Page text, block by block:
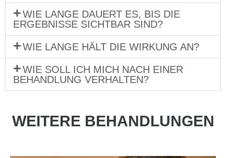
WIE LANGE DAUERT ES, BIS DIE
ERGEBNISSE SICHTBAR SIND?
WIE LANGE HÄLT DIE WIRKUNG AN?
WIE SOLL ICH MICH NACH EINER
BEHANDLUNG VERHALTEN?
WEITERE BEHANDLUNGEN